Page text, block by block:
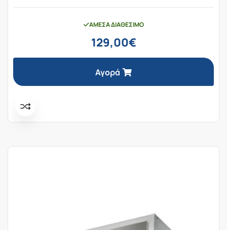
ΆΜΕΣΑ ΔΙΑΘΈΣΙΜΟ
129,00€
Αγορά